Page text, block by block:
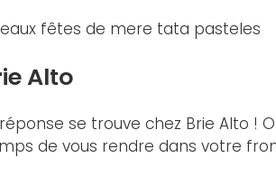
Alto
se trouve chez Brie Alto !
de vous rendre dans votre